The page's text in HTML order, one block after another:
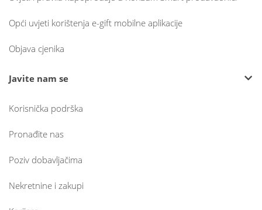
Opći uvjeti korištenja e-gift mobilne aplikacije
Objava cjenika
Javite nam se
Korisnička podrška
Pronađite nas
Poziv dobavljačima
Nekretnine i zakupi